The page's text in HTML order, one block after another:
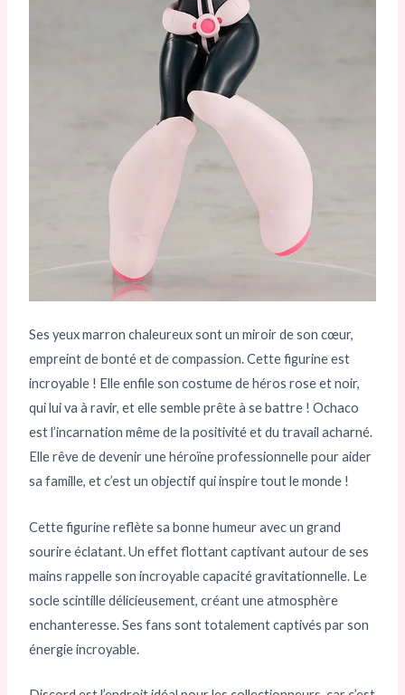
Ses yeux marron chaleureux sont un miroir de son cœur,
empreint de bonté et de compassion. Cette figurine est
incroyable ! Elle enfile son costume de héros rose et noir,
qui lui va à ravir, et elle semble prête à se battre ! Ochaco
est l’incarnation même de la positivité et du travail acharné.
Elle rêve de devenir une héroïne professionnelle pour aider
sa famille, et c’est un objectif qui inspire tout le monde !
Cette figurine reflète sa bonne humeur avec un grand
sourire éclatant. Un effet flottant captivant autour de ses
mains rappelle son incroyable capacité gravitationnelle. Le
socle scintille délicieusement, créant une atmosphère
enchanteresse. Ses fans sont totalement captivés par son
énergie incroyable.